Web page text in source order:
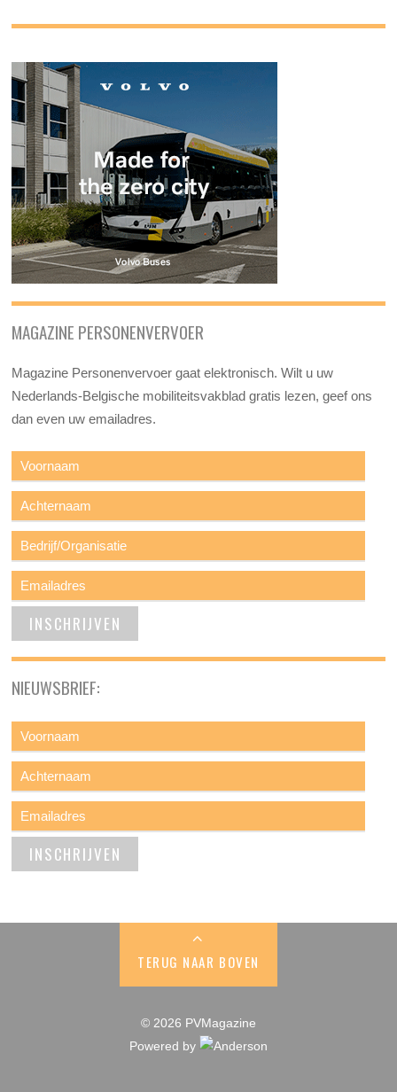
MAGAZINE PERSONENVERVOER
Magazine Personenvervoer gaat elektronisch. Wilt u uw
Nederlands-Belgische mobiliteitsvakblad gratis lezen, geef ons
dan even uw emailadres.
NIEUWSBRIEF:
TERUG NAAR BOVEN
© 2026 PVMagazine
Powered by